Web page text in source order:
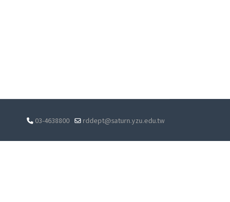
03-4638800 rddept@saturn.yzu.edu.tw